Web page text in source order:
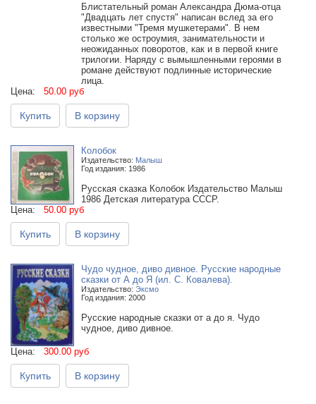
Блистательный роман Александра Дюма-отца
"Двадцать лет спустя" написан вслед за его
известными "Тремя мушкетерами". В нем
столько же остроумия, занимательности и
неожиданных поворотов, как и в первой книге
трилогии. Наряду с вымышленными героями в
романе действуют подлинные исторические
лица.
Цена: 50.00 руб
Купить В корзину
Колобок
Издательство: Малыш
Год издания: 1986
Русская сказка Колобок Издательство Малыш
1986 Детская литература СССР.
Цена: 50.00 руб
Купить В корзину
Чудо чудное, диво дивное. Русские народные
сказки от А до Я (ил. С. Ковалева).
Издательство: Эксмо
Год издания: 2000
Русские народные сказки от а до я. Чудо
чудное, диво дивное.
Цена: 300.00 руб
Купить В корзину